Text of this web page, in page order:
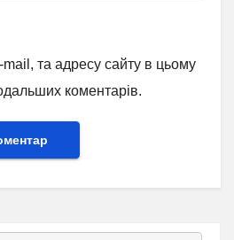
та адресу сайту в цьому
коментарів.